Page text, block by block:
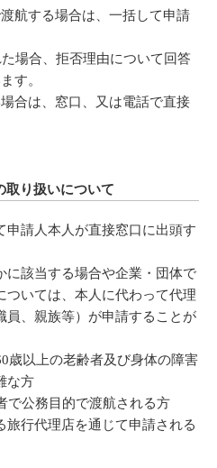
航する場合は、一括して申請
場合、拒否理由について回答
す。
合は、窓口、又は電話で直接
取り扱いについて
申請人本人が直接窓口に出頭す
に該当する場合や企業・団体で
ついては、本人に代わって代理
員、親族等）が申請することが
歳以上の老齢者及び身体の障害
な方
で公務目的で渡航される方
旅行代理店を通じて申請される